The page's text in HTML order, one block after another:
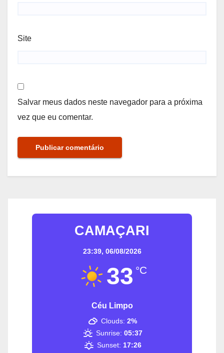
Site
Salvar meus dados neste navegador para a próxima
vez que eu comentar.
CAMAÇARI
23:39, 06/08/2026
33 °C
Céu Limpo
Clouds: 2%
Sunrise: 05:37
Sunset: 17:26